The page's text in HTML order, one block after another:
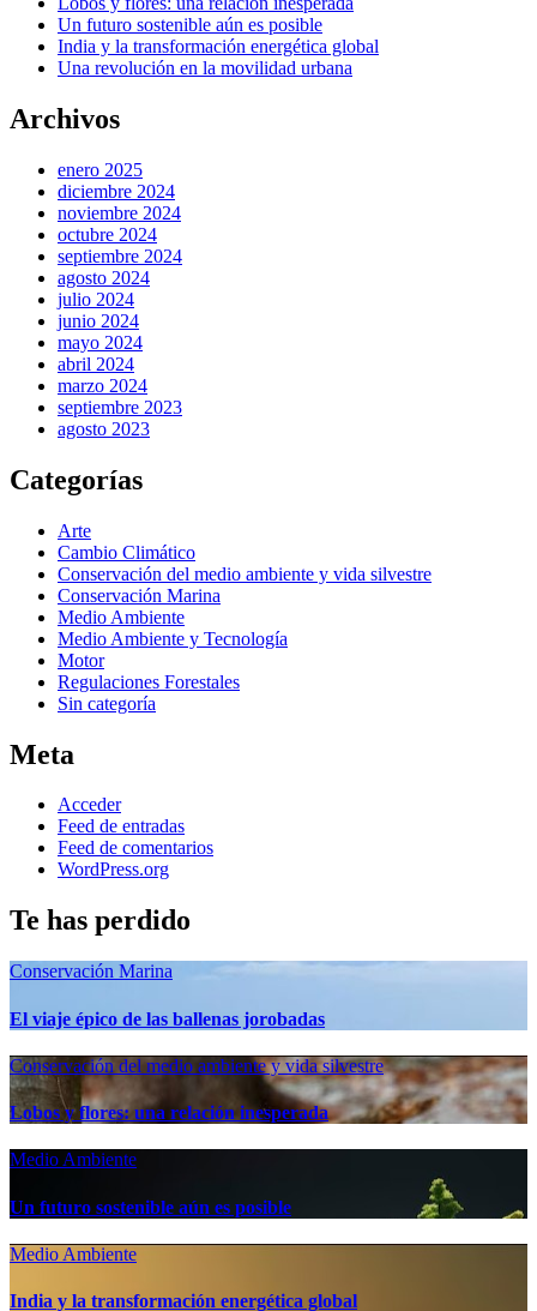
Un futuro sostenible aún es posible
India y la transformación energética global
Una revolución en la movilidad urbana
Archivos
enero 2025
diciembre 2024
noviembre 2024
octubre 2024
septiembre 2024
agosto 2024
julio 2024
junio 2024
mayo 2024
abril 2024
marzo 2024
septiembre 2023
agosto 2023
Categorías
Arte
Cambio Climático
Conservación del medio ambiente y vida silvestre
Conservación Marina
Medio Ambiente
Medio Ambiente y Tecnología
Motor
Regulaciones Forestales
Sin categoría
Meta
Acceder
Feed de entradas
Feed de comentarios
WordPress.org
Te has perdido
Conservación Marina
El viaje épico de las ballenas jorobadas
Conservación del medio ambiente y vida silvestre
Lobos y flores: una relación inesperada
Medio Ambiente
Un futuro sostenible aún es posible
Medio Ambiente
India y la transformación energética global